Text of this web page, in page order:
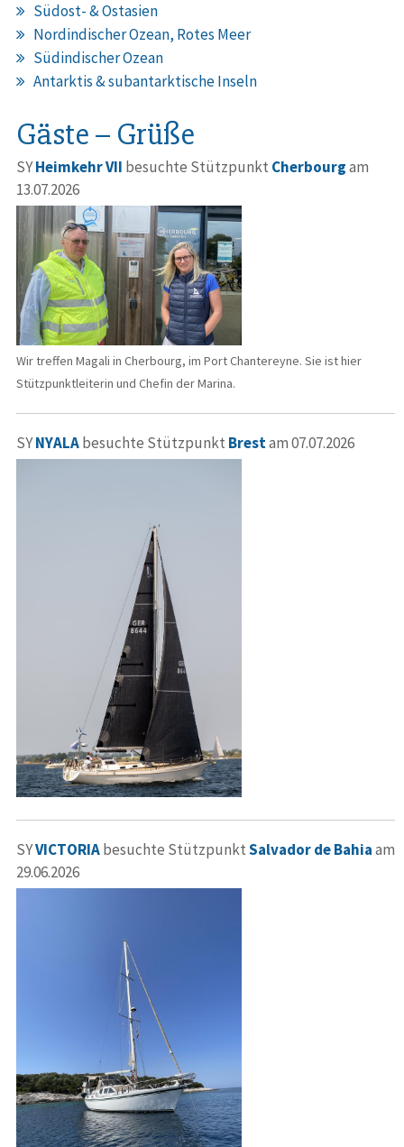
Südost- & Ostasien
Nordindischer Ozean, Rotes Meer
Südindischer Ozean
Antarktis & subantarktische Inseln
Gäste – Grüße
SYHeimkehr VII besuchte Stützpunkt Cherbourgam
13.07.2026
Wir treffen Magali in Cherbourg, im Port Chantereyne. Sie ist hier
Stützpunktleiterin und Chefin der Marina.
SYNYALAbesuchte Stützpunkt Brestam 07.07.2026
SYVICTORIAbesuchte StützpunktSalvador de Bahiaam
29.06.2026